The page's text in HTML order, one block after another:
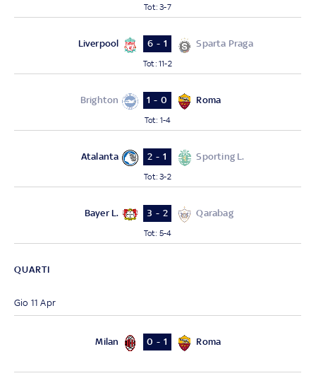
Tot:3-7
Liverpool 6 - 1 Sparta Praga
Tot:11-2
Brighton 1 - 0 Roma
Tot: 1-4
Atalanta 2 - 1 Sporting L.
Tot:3-2
Bayer L. 3 - 2 Qarabag
Tot: 5-4
QUARTI
Gio 11 Apr
Milan 0 - 1 Roma